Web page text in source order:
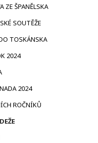
ZE ŠPANĚLSKA
SOUTĚŽE
TOSKÁNSKA
2024
2024
ROČNÍKŮ